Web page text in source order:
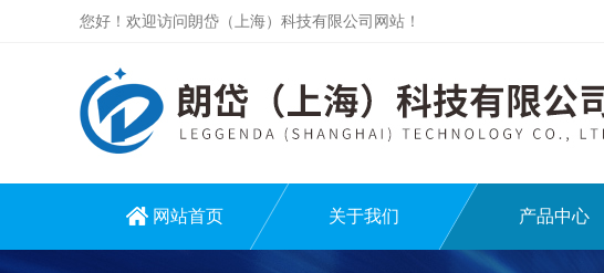
您好！欢迎访问朗岱（上海）科技有限公司网站！
网站首页 关于我们 产品中心